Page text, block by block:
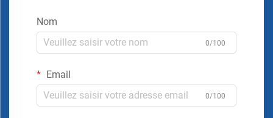
Nom
0/100
Email
0/100